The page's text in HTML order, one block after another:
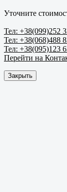
Уточните
Тел: +38(099)252
Тел: +38(068)488
Тел: +38(095)123
Перейти на
Закрыть